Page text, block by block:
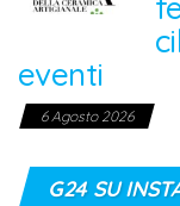
eventi
6 Agosto 2026
G24 SU